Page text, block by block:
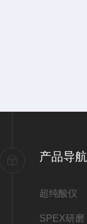
产品导航
超纯酸仪
SPEX研磨